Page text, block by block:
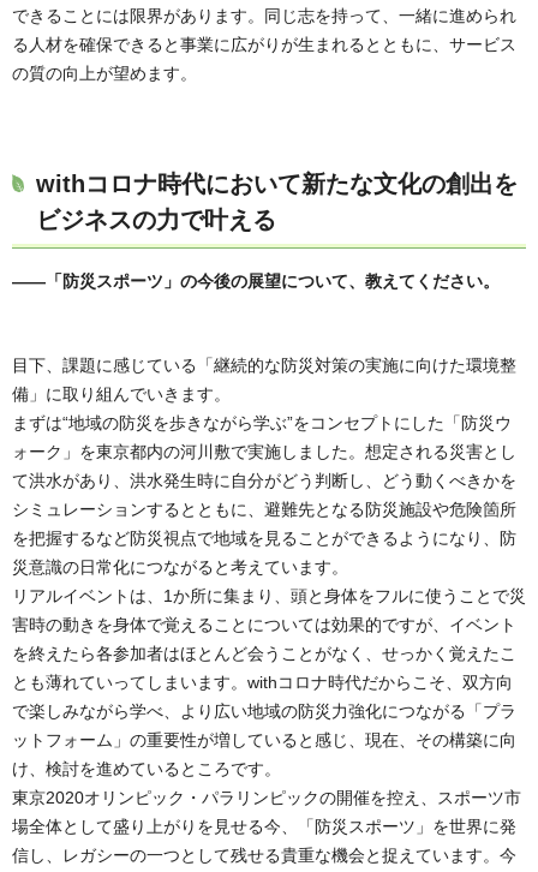
できることには限界があります。同じ志を持って、一緒に進められ
る人材を確保できると事業に広がりが生まれるとともに、サービス
の質の向上が望めます。
withコロナ時代において新たな文化の創出を
ビジネスの力で叶える
――「防災スポーツ」の今後の展望について、教えてください。
目下、課題に感じている「継続的な防災対策の実施に向けた環境整
備」に取り組んでいきます。
まずは“地域の防災を歩きながら学ぶ”をコンセプトにした「防災ウ
ォーク」を東京都内の河川敷で実施しました。想定される災害とし
て洪水があり、洪水発生時に自分がどう判断し、どう動くべきかを
シミュレーションするとともに、避難先となる防災施設や危険箇所
を把握するなど防災視点で地域を見ることができるようになり、防
災意識の日常化につながると考えています。
リアルイベントは、1か所に集まり、頭と身体をフルに使うことで災
害時の動きを身体で覚えることについては効果的ですが、イベント
を終えたら各参加者はほとんど会うことがなく、せっかく覚えたこ
とも薄れていってしまいます。withコロナ時代だからこそ、双方向
で楽しみながら学べ、より広い地域の防災力強化につながる「プラ
ットフォーム」の重要性が増していると感じ、現在、その構築に向
け、検討を進めているところです。
東京2020オリンピック・パラリンピックの開催を控え、スポーツ市
場全体として盛り上がりを見せる今、「防災スポーツ」を世界に発
信し、レガシーの一つとして残せる貴重な機会と捉えています。今